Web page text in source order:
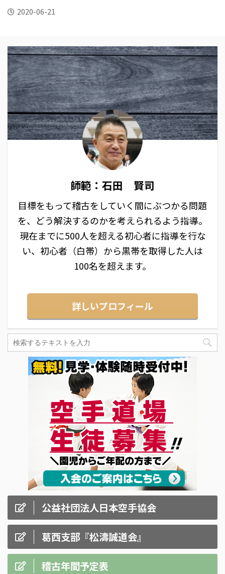
2020-06-21
師範：石田 賢司
目標をもって稽古をしていく間にぶつかる問題
を、どう解決するのかを考えられるよう指導。
現在までに500人を超える初心者に指導を行な
い、初心者（白帯）から黒帯を取得した人は
100名を超えます。
詳しいプロフィール
公益社団法人日本空手協会
葛西支部『松濤誠道会』
稽古年間予定表